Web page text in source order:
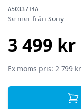
A5033714A
Produktinformation
Se mer från Sony
3 499 kr
Ex.moms pris: 2 799 kr